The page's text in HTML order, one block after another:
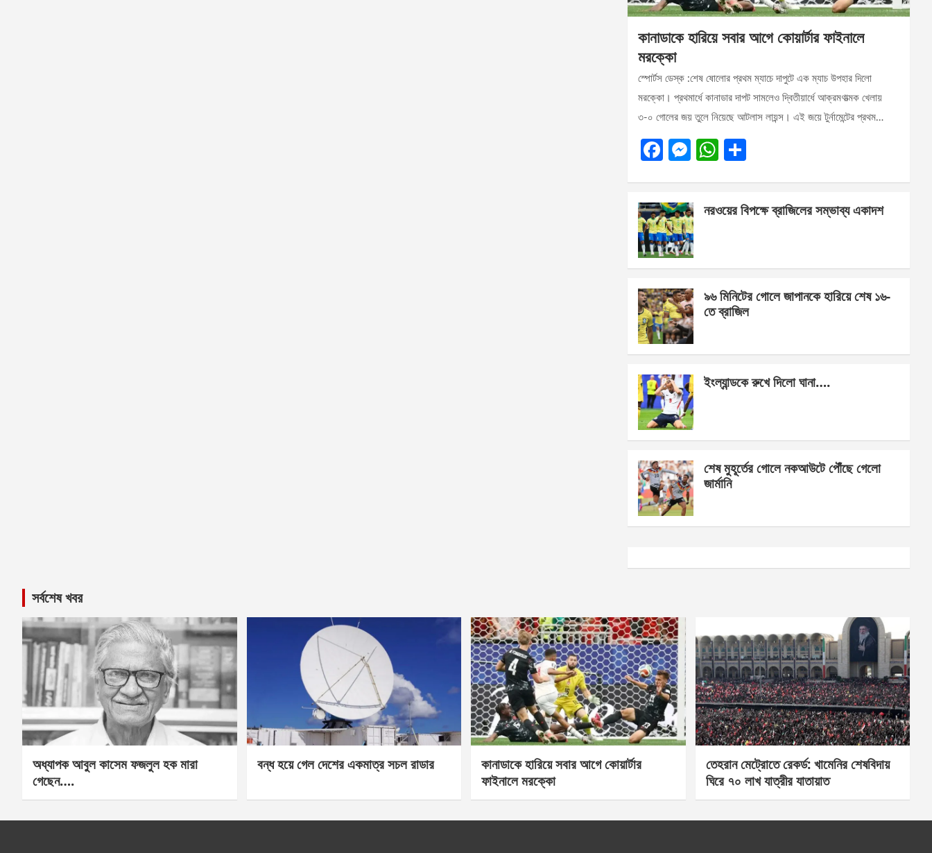
কানাডাকে হারিয়ে সবার আগে কোয়ার্টার ফাইনালে
মরক্কো
স্পোর্টস ডেস্ক :শেষ ষোলোর প্রথম ম্যাচে দাপুটে এক ম্যাচ উপহার দিলো
মরক্কো। প্রথমার্ধে কানাডার দাপট সামলেও দ্বিতীয়ার্ধে আক্রমণাত্মক খেলায়
৩-০ গোলের জয় তুলে নিয়েছে আটলাস লায়ন্স। এই জয়ে টুর্নামেন্টের প্রথম…
F
b
o
o
k
M
n
g
er
W
s
e
নরওয়ের বিপক্ষে ব্রাজিলের সম্ভাব্য একাদশ
৯৬ মিনিটের গোলে জাপানকে হারিয়ে শেষ ১৬-
তে ব্রাজিল
ইংল্যান্ডকে রুখে দিলো ঘানা….
শেষ মুহূর্তের গোলে নকআউটে পৌঁছে গেলো
জার্মানি
সর্বশেষ খবর
অধ্যাপক আবুল কাসেম ফজলুল হক মারা
গেছেন….
বন্ধ হয়ে গেল দেশের একমাত্র সচল রাডার
কানাডাকে হারিয়ে সবার আগে কোয়ার্টার
ফাইনালে মরক্কো
তেহরান মেট্রোতে রেকর্ড: খামেনির শেষবিদায়
ঘিরে ৭০ লাখ যাত্রীর যাতায়াত